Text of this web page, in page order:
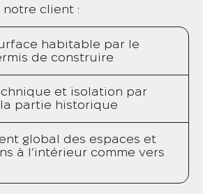
client :
habitable par le
de construire
et isolation par
partie historique
global des espaces et
à l’intérieur comme vers